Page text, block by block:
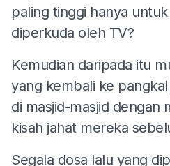
paling tinggi hanya
diperkuda oleh TV?
Kemudian daripada itu
yang kembali ke
di masjid-masjid dengan
kisah jahat mereka
Segala dosa lalu yang